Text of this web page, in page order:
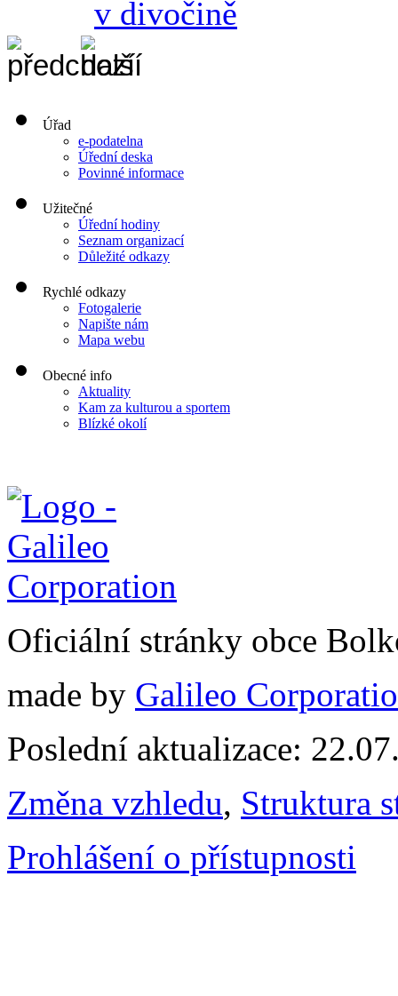
v divočině
Úřad
e-podatelna
Úřední deska
Povinné informace
Užitečné
Úřední hodiny
Seznam organizací
Důležité odkazy
Rychlé odkazy
Fotogalerie
Napište nám
Mapa webu
Obecné info
Aktuality
Kam za kulturou a sportem
Blízké okolí
Oficiální stránky obce
made by Galileo
Poslední aktualizace:
Změna vzhledu, Struktura
Prohlášení o přístupnosti